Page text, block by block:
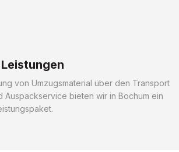
von Umzugsmaterial über den Transport
Auspackservice bieten wir in Bochum ein